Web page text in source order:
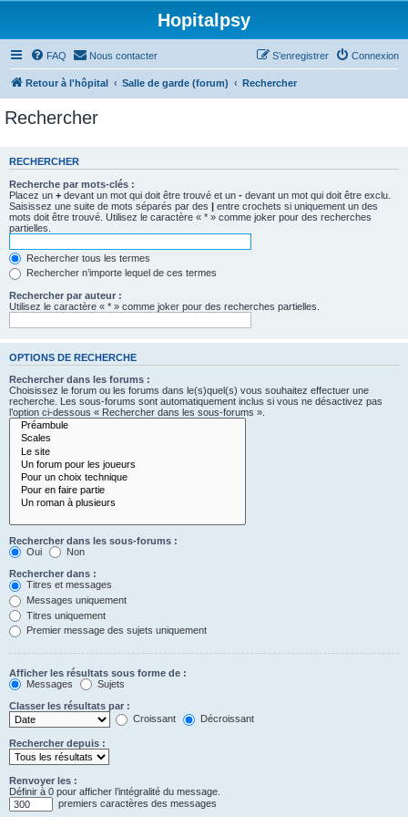
Hopitalpsy
FAQ Nous contacter Connexion
S’enregistrer
Retour à l'hôpital Salle de garde (forum) Rechercher
Rechercher
RECHERCHER
Recherche par mots-clés :
Placez un + devant un mot qui doit être trouvé et un - devant un mot qui doit être exclu.
Saisissez une suite de mots séparés par des | entre crochets si uniquement un des
mots doit être trouvé. Utilisez le caractère « * » comme joker pour des recherches
partielles.
Rechercher tous les termes
Rechercher n’importe lequel de ces termes
Rechercher par auteur :
Utilisez le caractère « * » comme joker pour des recherches partielles.
OPTIONS DE RECHERCHE
Rechercher dans les forums :
Choisissez le forum ou les forums dans le(s)quel(s) vous souhaitez effectuer une
recherche. Les sous-forums sont automatiquement inclus si vous ne désactivez pas
l’option ci-dessous « Rechercher dans les sous-forums ».
Rechercher dans les sous-forums :
Oui
Non
Rechercher dans :
Titres et messages
Messages uniquement
Titres uniquement
Premier message des sujets uniquement
Afficher les résultats sous forme de :
Messages
Sujets
Classer les résultats par :
Croissant
Décroissant
Rechercher depuis :
Renvoyer les :
Définir à 0 pour afficher l’intégralité du message.
premiers caractères des messages